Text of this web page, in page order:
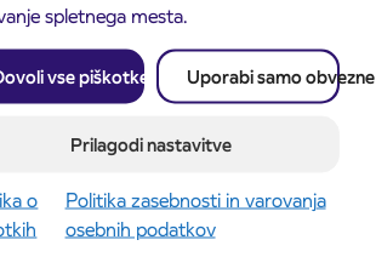
spletnega mesta.
vse piškotke Uporabi samo obvezne
Prilagodi nastavitve
o
Politika zasebnosti in varovanja
osebnih podatkov